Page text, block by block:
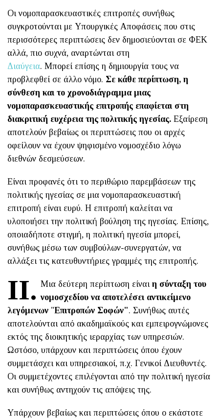
Οι νομοπαρασκευαστικές επιτροπές συνήθως
συγκροτούνται με Υπουργικές Αποφάσεις που στις
περισσότερες περιπτώσεις δεν δημοσιεύονται σε ΦΕΚ
αλλά, πιο συχνά, αναρτώνται στη
Διαύγεια. Μπορεί επίσης η δημιουργία τους να
προβλεφθεί σε άλλο νόμο. Σε κάθε περίπτωση, η
σύνθεση και το χρονοδιάγραμμα μιας
νομοπαρασκευαστικής επιτροπής επαφίεται στη
διακριτική ευχέρεια της πολιτικής ηγεσίας. Εξαίρεση
αποτελούν βεβαίως οι περιπτώσεις που οι αρχές
οφείλουν να έχουν ψηφισμένο νομοσχέδιο λόγω
διεθνών δεσμεύσεων.
Είναι προφανές ότι το περιθώριο παρεμβάσεων της
πολιτικής ηγεσίας σε μια νομοπαρασκευαστική
επιτροπή είναι ευρύ. Η επιτροπή καλείται να
υλοποιήσει την πολιτική βούληση της ηγεσίας. Επίσης,
οποιαδήποτε στιγμή, η πολιτική ηγεσία μπορεί,
συνήθως μέσω των συμβούλων-συνεργατών, να
αλλάξει τις κατευθυντήριες γραμμές της επιτροπής.
ΙΙ. Μια δεύτερη περίπτωση είναι η σύνταξη του
νομοσχεδίου να αποτελέσει αντικείμενο
λεγόμενων "Επιτροπών Σοφών". Συνήθως αυτές
αποτελούνται από ακαδημαϊκούς και εμπειρογνώμονες
εκτός της διοικητικής ιεραρχίας των υπηρεσιών.
Ωστόσο, υπάρχουν και περιπτώσεις όπου έχουν
συμμετάσχει και υπηρεσιακοί, π.χ. Γενικοί Διευθυντές.
Οι συμμετέχοντες επιλέγονται από την πολιτική ηγεσία
και συνήθως αντηχούν τις απόψεις της.
Υπάρχουν βεβαίως και περιπτώσεις όπου ο εκάστοτε